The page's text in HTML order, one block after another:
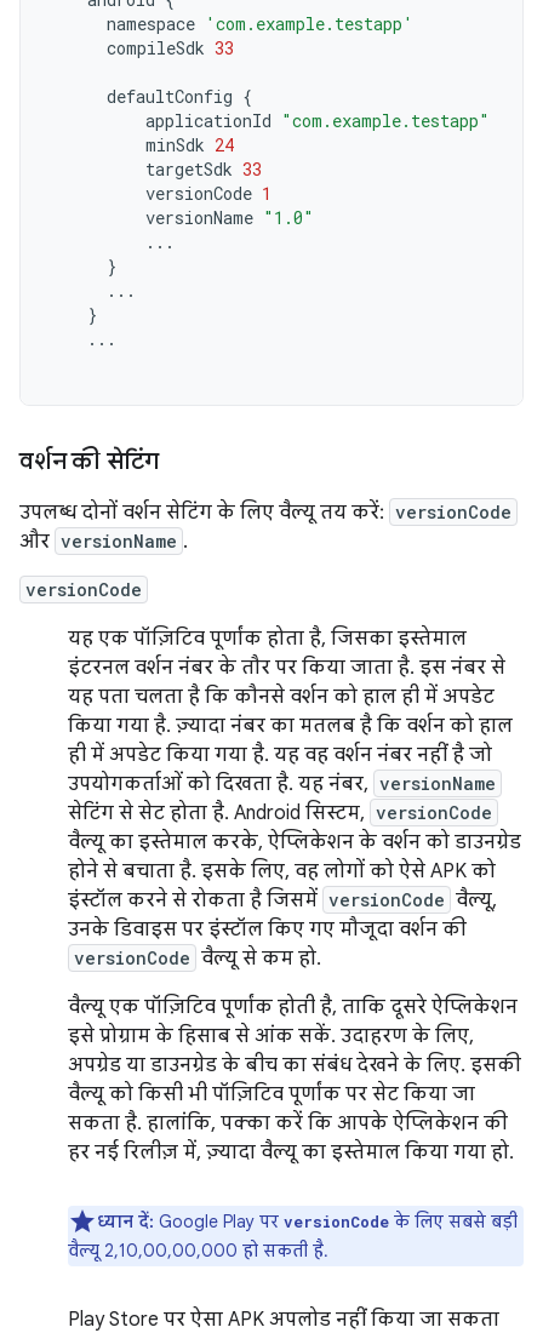
namespace 'com.example.testapp'
compileSdk 33
defaultConfig {
applicationId "com.example.testapp"
minSdk 24
targetSdk 33
versionCode 1
versionName "1.0"
...
}
...
}
...
वर्शन की सेटिंग
उपलब्ध दोनों वर्शन सेटिंग के लिए वैल्यू तय करें: versionCode
और versionName .
versionCode
यह एक पॉज़िटिव पूर्णांक होता है, जिसका इस्तेमाल
इंटरनल वर्शन नंबर के तौर पर किया जाता है. इस नंबर से
यह पता चलता है कि कौनसे वर्शन को हाल ही में अपडेट
किया गया है. ज़्यादा नंबर का मतलब है कि वर्शन को हाल
ही में अपडेट किया गया है. यह वह वर्शन नंबर नहीं है जो
उपयोगकर्ताओं को दिखता है. यह नंबर, versionName
सेटिंग से सेट होता है. Android सिस्टम, versionCode
वैल्यू का इस्तेमाल करके, ऐप्लिकेशन के वर्शन को डाउनग्रेड
होने से बचाता है. इसके लिए, वह लोगों को ऐसे APK को
इंस्टॉल करने से रोकता है जिसमें versionCode वैल्यू,
उनके डिवाइस पर इंस्टॉल किए गए मौजूदा वर्शन की
versionCode वैल्यू से कम हो.
वैल्यू एक पॉज़िटिव पूर्णांक होती है, ताकि दूसरे ऐप्लिकेशन
इसे प्रोग्राम के हिसाब से आंक सकें. उदाहरण के लिए,
अपग्रेड या डाउनग्रेड के बीच का संबंध देखने के लिए. इसकी
वैल्यू को किसी भी पॉज़िटिव पूर्णांक पर सेट किया जा
सकता है. हालांकि, पक्का करें कि आपके ऐप्लिकेशन की
हर नई रिलीज़ में, ज़्यादा वैल्यू का इस्तेमाल किया गया हो.
ध्यान दें: Google Play पर versionCode के लिए सबसे बड़ी
वैल्यू 2,10,00,00,000 हो सकती है.
Play Store पर ऐसा APK अपलोड नहीं किया जा सकता